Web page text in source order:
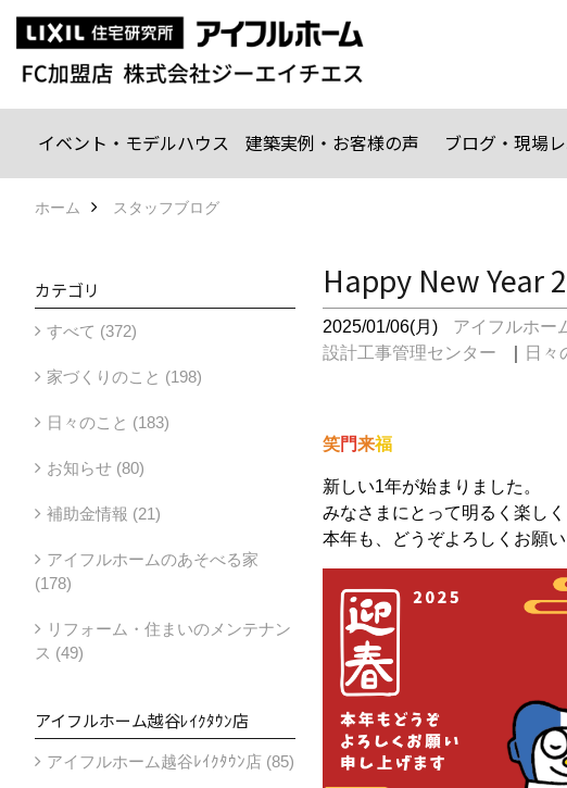
イベント・モデルハウス 建築実例・お客様の声 ブログ・現場
ホーム スタッフブログ
Happy New Year
2025/01/06(月) アイフルホー
設計工事管理センター
日々
笑門来福
新しい1年が始まりました。
みなさまにとって明るく楽し
本年も、どうぞよろしくお願い
カテゴリ
すべて (372)
家づくりのこと (198)
日々のこと (183)
お知らせ (80)
補助金情報 (21)
アイフルホームのあそべる家
(178)
リフォーム・住まいのメンテナン
ス (49)
アイフルホーム越谷ﾚｲｸﾀｳﾝ店
アイフルホーム越谷ﾚｲｸﾀｳﾝ店 (85)